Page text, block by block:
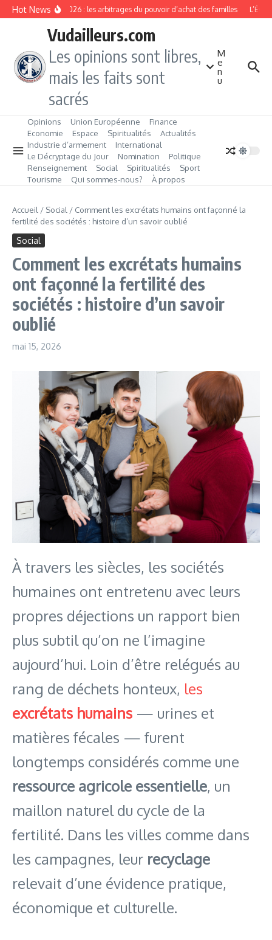
Aller au contenu
Hot NewsRentrée 2026 : les arbitrages du pouvoir d’achat des familles
Vudailleurs.com
Les opinions sont libres,
mais les faits sont
sacrés
M
e
n
u
Opinions Union Européenne
Finance
Economie
Espace Spiritualités
Actualités
Industrie d’armement
International
Le Décryptage du Jour
Nomination
Politique
Renseignement
Social Spiritualités
Sport
Tourisme
Qui sommes‑nous? À propos
Accueil / Social / Comment les excrétats humains ont façonné la
fertilité des sociétés : histoire d’un savoir oublié
Social
Comment les excrétats humains
ont façonné la fertilité des
sociétés : histoire d’un savoir
oublié
mai 15, 2026
À travers les siècles, les sociétés
humaines ont entretenu avec leurs
propres déjections un rapport bien
plus subtil qu’on ne l’imagine
aujourd’hui. Loin d’être relégués au
rang de déchets honteux, les
excrétats humains — urines et
matières fécales — furent
longtemps considérés comme une
ressource agricole essentielle, un
maillon naturel du cycle de la
fertilité. Dans les villes comme dans
les campagnes, leur recyclage
relevait d’une évidence pratique,
économique et culturelle.